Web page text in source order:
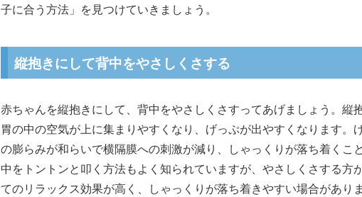
子に合う方法」を見つけていきましょう。
縦抱きにして背中をやさしくさする
赤ちゃんを縦抱きにして、背中をやさしくさすってあげましょう。縦
胃の中の空気が上に集まりやすくなり、げっぷが出やすくなります。
の膨らみが和らいで横隔膜への刺激が減り、しゃっくりが落ち着くこ
中をトントンと叩く方法もよく知られていますが、やさしくさする方
てのリラックス効果が高く、しゃっくりが落ち着きやすい場合がありま